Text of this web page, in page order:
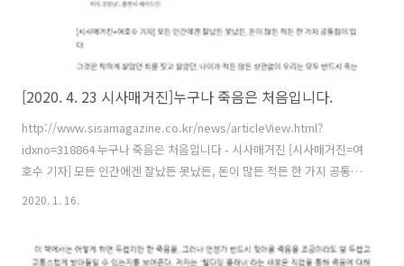
[2020. 4. 23 시사매거진]누구나 죽음은 처음입니다.
http://www.sisamagazine.co.kr/news/articleView.html?
idxno=318864 누구나 죽음은 처음입니다 - 시사매거진 [시사매거진=여
호수 기자] 모든 인간에겐 잘났든 못났든, 돈이 많든 적든 한 가지 공통점
이 있다.그것은 착하게 살았던 죄를 짓고 살았던, 나이가 적든 많든 상관
2020. 1. 16.